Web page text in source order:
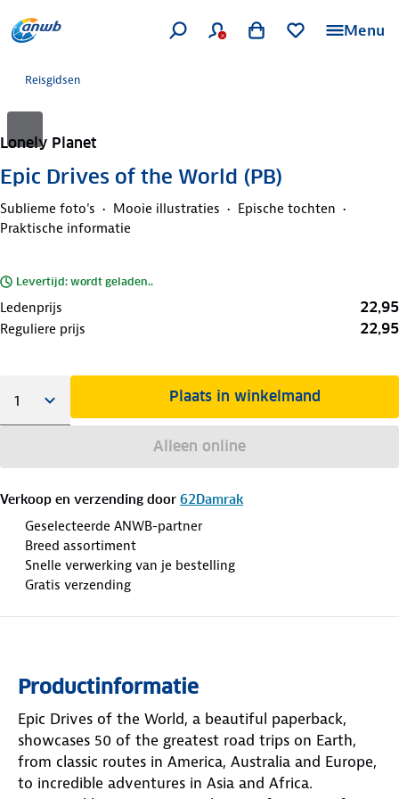
Menu
Reisgidsen
Lonely Planet
Epic Drives of the World (PB)
Sublieme foto's Mooie illustraties
Epische tochten
Praktische informatie
Levertijd: wordt geladen..
Ledenprijs 22,95
Reguliere prijs 22,95
Plaats in winkelmand
Alleen online
Verkoop en verzending door 62Damrak
Geselecteerde ANWB-partner
Breed assortiment
Snelle verwerking van je bestelling
Gratis verzending
Productinformatie
Epic Drives of the World, a beautiful paperback,
showcases 50 of the greatest road trips on Earth,
from classic routes in America, Australia and Europe,
to incredible adventures in Asia and Africa.